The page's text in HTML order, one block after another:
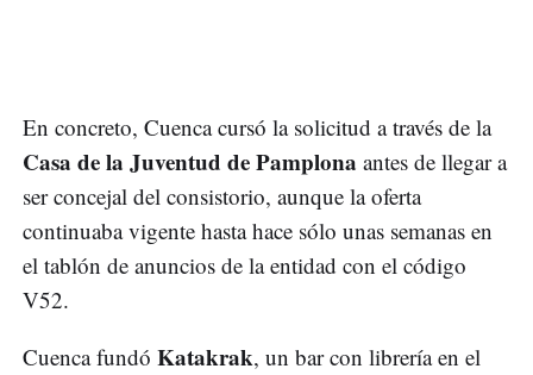
En concreto, Cuenca cursó la solicitud a través de la
Casa de la Juventud de Pamplona antes de llegar a
ser concejal del consistorio, aunque la oferta
continuaba vigente hasta hace sólo unas semanas en
el tablón de anuncios de la entidad con el código
V52.
Cuenca fundó Katakrak, un bar con librería en el